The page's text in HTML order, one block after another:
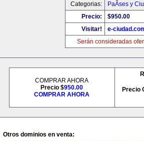
Categorias:
PaÃ­ses y
Precio:
$950.00
Visitar!
e-
Serán consideradas
COMPRAR AHORA
Precio $950.00
COMPRAR AHORA
Precio
Otros dominios en venta: